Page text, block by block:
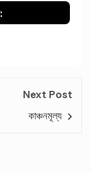
Next Post
কাঞ্চনমূল্য